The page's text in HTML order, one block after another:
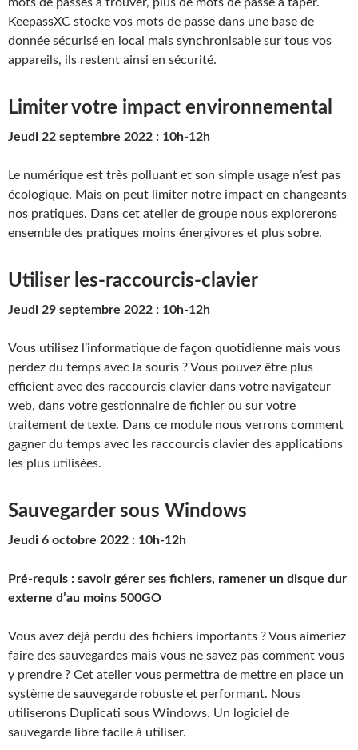
KeepassXC stocke vos mots de passe dans une base de
donnée sécurisé en local mais synchronisable sur tous vos
appareils, ils restent ainsi en sécurité.
Limiter votre impact environnemental
Jeudi 22 septembre 2022 : 10h-12h
Le numérique est très polluant et son simple usage n’est pas
écologique. Mais on peut limiter notre impact en changeants
nos pratiques. Dans cet atelier de groupe nous explorerons
ensemble des pratiques moins énergivores et plus sobre.
Utiliser les-raccourcis-clavier
Jeudi 29 septembre 2022 : 10h-12h
Vous utilisez l’informatique de façon quotidienne mais vous
perdez du temps avec la souris ? Vous pouvez être plus
efficient avec des raccourcis clavier dans votre navigateur
web, dans votre gestionnaire de fichier ou sur votre
traitement de texte. Dans ce module nous verrons comment
gagner du temps avec les raccourcis clavier des applications
les plus utilisées.
Sauvegarder sous Windows
Jeudi 6 octobre 2022 : 10h-12h
Pré-requis : savoir gérer ses fichiers, ramener un disque dur
externe d’au moins 500GO
Vous avez déjà perdu des fichiers importants ? Vous aimeriez
faire des sauvegardes mais vous ne savez pas comment vous
y prendre ? Cet atelier vous permettra de mettre en place un
système de sauvegarde robuste et performant. Nous
utiliserons Duplicati sous Windows. Un logiciel de
sauvegarde libre facile à utiliser.